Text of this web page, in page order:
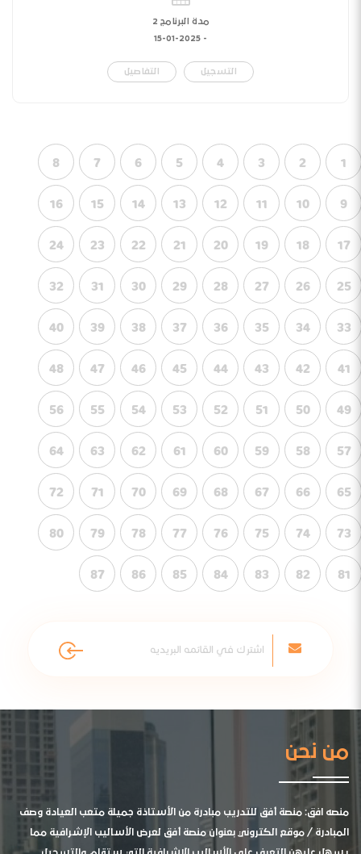
مدة البرنامج 2
-
15-01-2025
التسجيل التفاصيل
1
2
3
4
5
6
7
8
9
10
11
12
13
14
15
16
17
18
19
20
21
22
23
24
25
26
27
28
29
30
31
32
33
34
35
36
37
38
39
40
41
42
43
44
45
46
47
48
49
50
51
52
53
54
55
56
57
58
59
60
61
62
63
64
65
66
67
68
69
70
71
72
73
74
75
76
77
78
79
80
81
82
83
84
85
86
87
من نحن
منصه افق: منصة أفق للتدريب مبادرة من الأستاذة جميلة متعب العيادة وصف
المبادرة / موقع الكتروني بعنوان منصة أفق لعرض الأساليب الإشرافية مما